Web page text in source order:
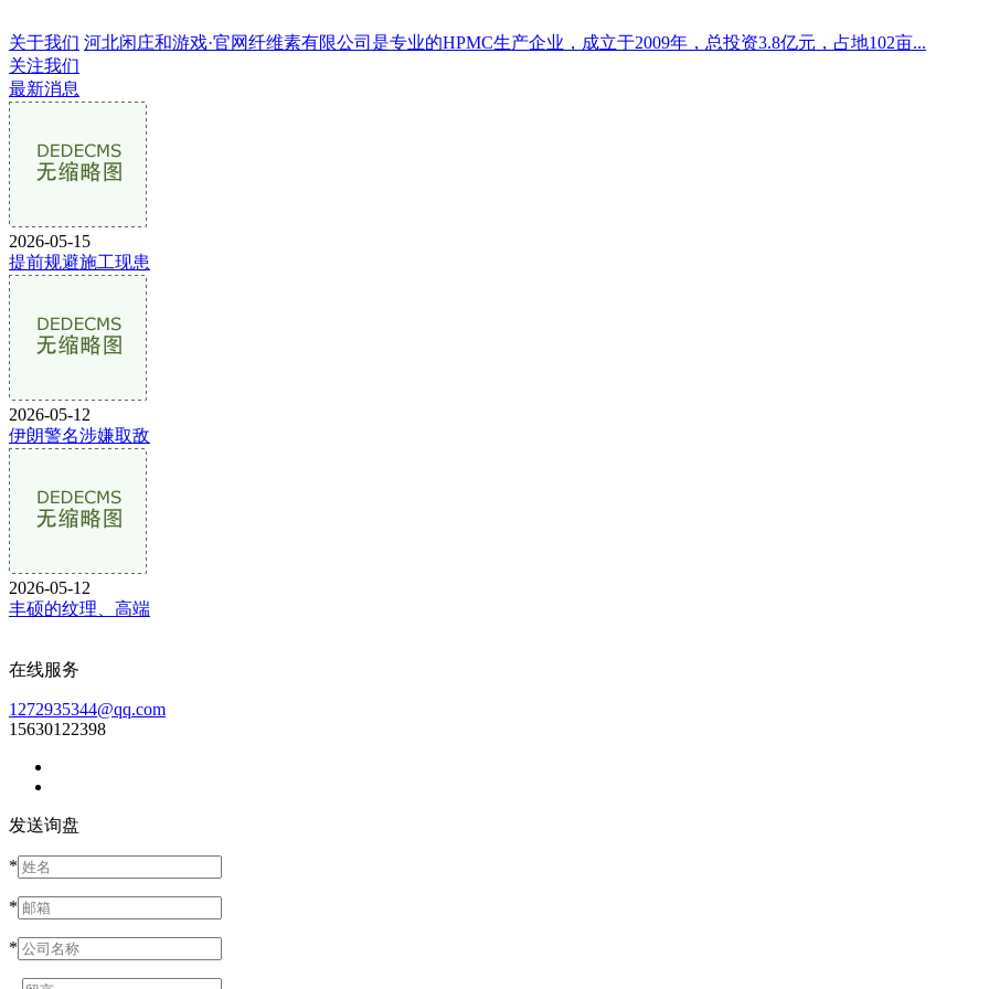
关于我们 河北闲庄和游戏·官网纤维素有限公司是专业的HPMC生产企业，成立于2009年，总投资3.8亿元，占地102亩...
关注我们
最新消息
2026-05-15
提前规避施工现患
2026-05-12
伊朗警名涉嫌取敌
2026-05-12
丰硕的纹理、高端
在线服务
1272935344@qq.com
15630122398
发送询盘
*
*
*